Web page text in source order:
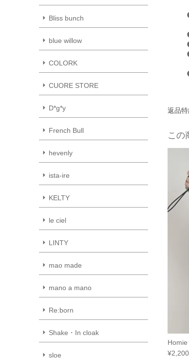
Bliss bunch
blue willow
COLORK
CUORE STORE
D*g*y
French Bull
hevenly
ista-ire
KELTY
le ciel
LINTY
mao made
mano a mano
Re:born
Shake・In cloak
sloe
返品
この
¥2,200